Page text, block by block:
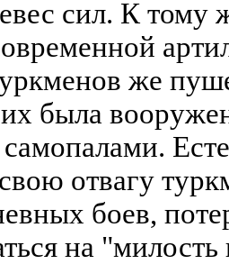
сил. К тому
же
их была
отвагу
боев,
на "милость